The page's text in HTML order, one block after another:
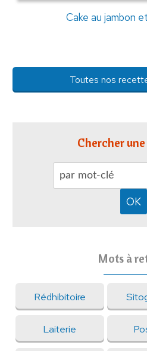
Cake au jambon
Toutes nos
Chercher
Mots à
Rédhibitoire
Laiterie